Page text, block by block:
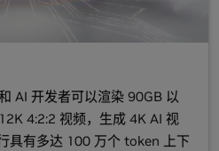
AI 开发者可以渲染 90GB 以
4:2:2 视频，生成 4K AI 视
具有多达 100 万个 token 上下